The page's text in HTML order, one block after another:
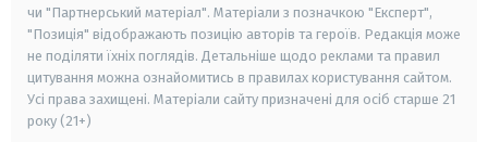
чи "Партнерський матеріал". Матеріали з позначкою "Експерт",
"Позиція" відображають позицію авторів та героїв. Редакція може
не поділяти їхніх поглядів. Детальніше щодо реклами та правил
цитування можна ознайомитись в правилах користування сайтом.
Усі права захищені. Матеріали сайту призначені для осіб старше 21
року (21+)